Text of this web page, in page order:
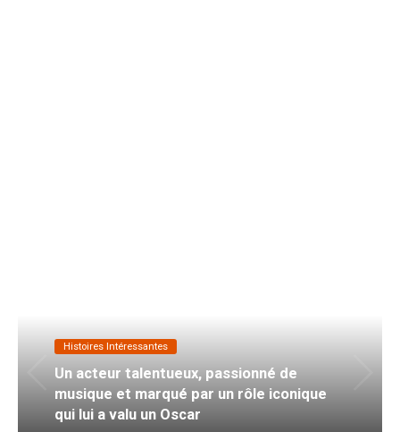
Histoires Intéressantes
Un acteur talentueux, passionné de
musique et marqué par un rôle iconique
qui lui a valu un Oscar